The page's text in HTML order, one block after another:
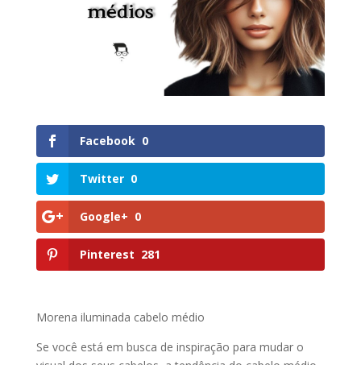
Facebook 0
Twitter 0
Google+ 0
Pinterest 281
Morena iluminada cabelo médio
Se você está em busca de inspiração para mudar o